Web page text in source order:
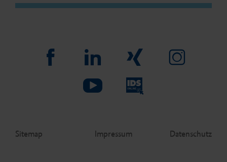
Sitemap Impressum Datenschutz